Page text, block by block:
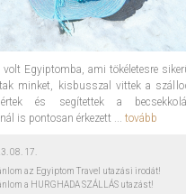
Egyiptomba, ami tökéletesre
minket, kisbusszal vittek a
és segítettek a
is pontosan érkezett ... tovább
08. 17.
az Egyiptom Travel utazási irodát!
a HURGHADA SZÁLLÁS utazást!